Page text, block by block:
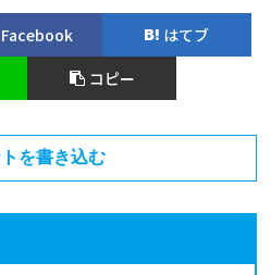
Facebook
はてブ
コピー
を書き込む